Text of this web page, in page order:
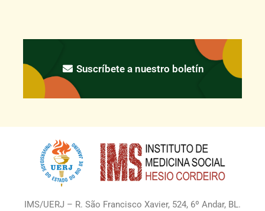
Suscríbete a nuestro boletín
IMS/UERJ – R. São Francisco Xavier, 524, 6º Andar, BL.